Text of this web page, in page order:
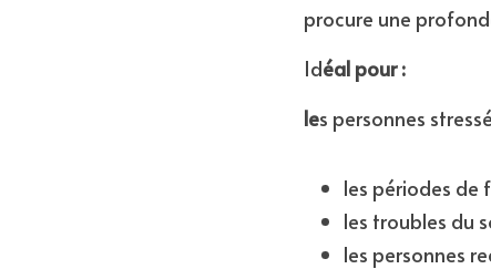
procure une
Idéal pour :
les personnes
les périodes de
les troubles du
les personnes